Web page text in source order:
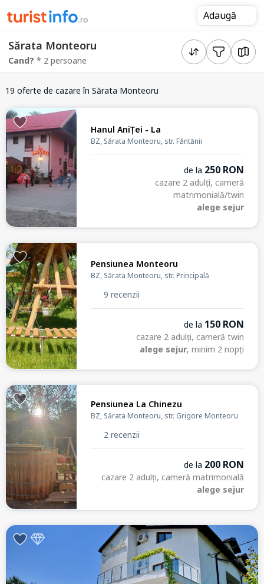
Adaugă
Sărata Monteoru
Cand? * 2 persoane
19 oferte de cazareîn Sărata Monteoru
Hanul AniȚei - La
BZ, Sărata Monteoru, str. Făntănii
de la 250 RON
cazare 2 adulți, cameră
matrimonială/twin
alege sejur
Pensiunea Monteoru
BZ, Sărata Monteoru, str. Principală
9 recenzii
de la 150 RON
cazare 2 adulți, cameră twin
alege sejur, minim 2 nopți
Pensiunea La Chinezu
BZ, Sărata Monteoru, str. Grigore Monteoru
2 recenzii
de la 200 RON
cazare 2 adulți, cameră matrimonială
alege sejur